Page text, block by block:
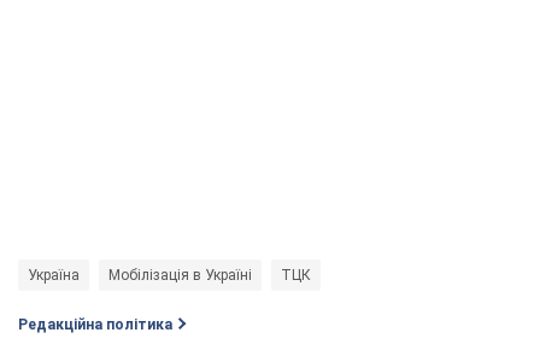
Україна Мобілізація в Україні ТЦК
Редакційна політика